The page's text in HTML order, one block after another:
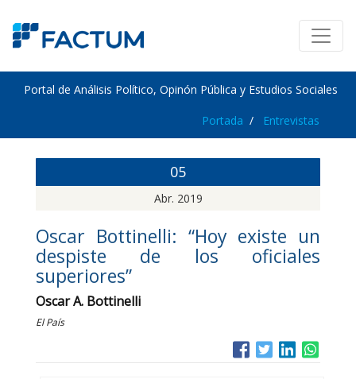
Portal de Análisis Político, Opinón Pública y Estudios Sociales
Portada Entrevistas
05
Abr. 2019
Oscar Bottinelli: “Hoy existe un
despiste de los oficiales
superiores”
Oscar A. Bottinelli
El País